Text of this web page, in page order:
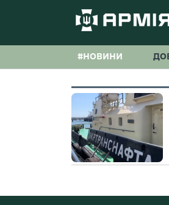
#НОВИНИ